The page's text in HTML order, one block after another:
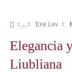
Exe Lev
Elegancia
Liubliana